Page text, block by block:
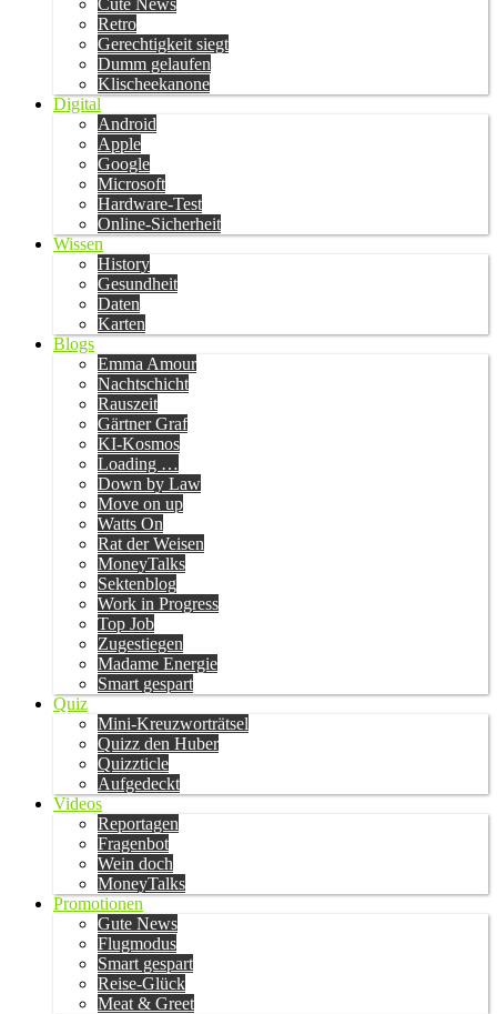
Cute News
Retro
Gerechtigkeit siegt
Dumm gelaufen
Klischeekanone
Digital
Android
Apple
Google
Microsoft
Hardware-Test
Online-Sicherheit
Wissen
History
Gesundheit
Daten
Karten
Blogs
Emma Amour
Nachtschicht
Rauszeit
Gärtner Graf
KI-Kosmos
Loading …
Down by Law
Move on up
Watts On
Rat der Weisen
MoneyTalks
Sektenblog
Work in Progress
Top Job
Zugestiegen
Madame Energie
Smart gespart
Quiz
Mini-Kreuzworträtsel
Quizz den Huber
Quizzticle
Aufgedeckt
Videos
Reportagen
Fragenbot
Wein doch
MoneyTalks
Promotionen
Gute News
Flugmodus
Smart gespart
Reise-Glück
Meat & Greet